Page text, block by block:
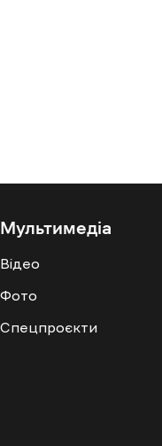
Мультимедіа
Відео
Фото
Спецпроєкти